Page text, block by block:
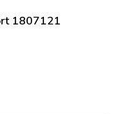
1807121